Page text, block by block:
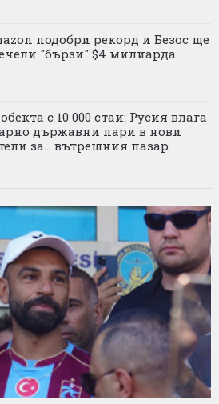
подобри рекорд и Безос ще
"бързи" $4 милиарда
с 10 000 стаи: Русия влага
държавни пари в нови
за... вътрешния пазар